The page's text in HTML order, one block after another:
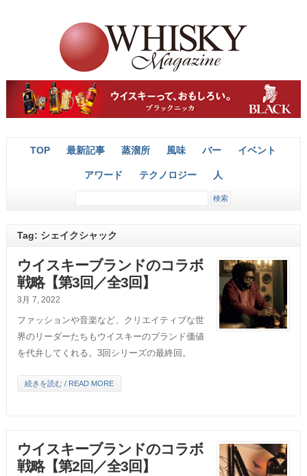
TOP 最新記事 蒸溜所 風味 バー イベント
アワード テクノロジー 人
Tag: シェイクシャック
ウイスキーブランドのコラボ
戦略【第3回／全3回】
3月 7, 2022
ファッションや音楽など、クリエイティブな世
界のリーダーたちもウイスキーのブランド価値
を代弁してくれる。3回シリーズの最終回。
続きを読む / READ MORE
ウイスキーブランドのコラボ
戦略【第2回／全3回】